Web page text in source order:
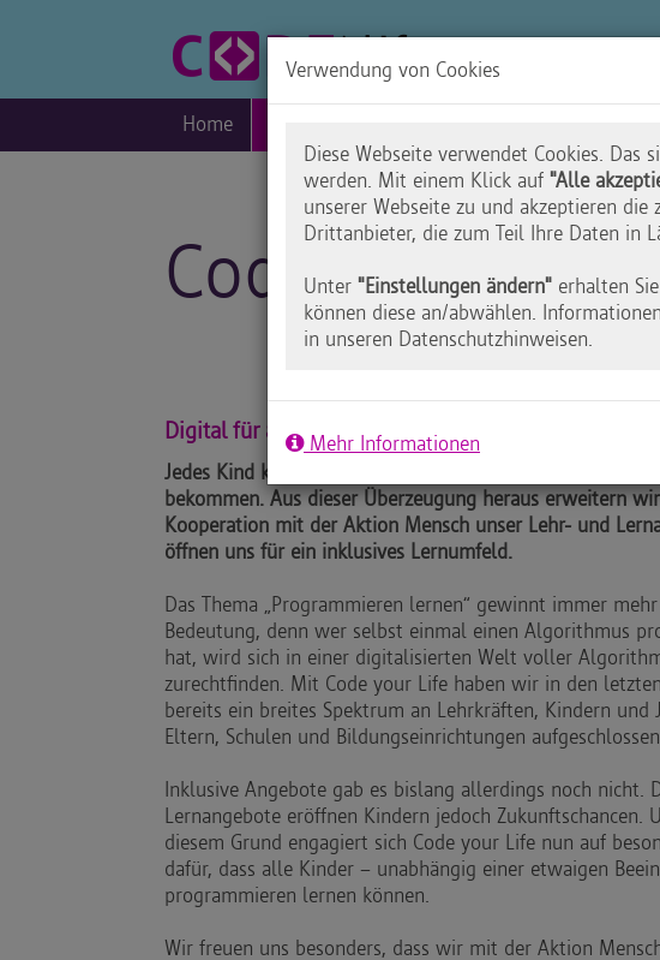
Home
Code your Life
Digital für alle!
Jedes Kind kann programmieren lernen – und soll die
bekommen. Aus dieser Überzeugung heraus erweitern
Kooperation mit der Aktion Mensch unser Lehr- und
öffnen uns für ein inklusives Lernumfeld.
Das Thema „Programmieren lernen“ gewinnt immer
Bedeutung, denn wer selbst einmal einen Algorithmus
hat, wird sich in einer digitalisierten Welt voller
zurechtfinden. Mit Code your Life haben wir in den
bereits ein breites Spektrum an Lehrkräften, Kindern und
Eltern, Schulen und Bildungseinrichtungen aufgeschlossen.
Inklusive Angebote gab es bislang allerdings noch nicht.
Lernangebote eröffnen Kindern jedoch Zukunftschancen.
diesem Grund engagiert sich Code your Life nun auf
dafür, dass alle Kinder – unabhängig einer etwaigen
programmieren lernen können.
Wir freuen uns besonders, dass wir mit der Aktion
Verwendung von Cookies
Diese Webseite verwendet Cookies.
werden. Mit einem Klick auf "Alle
unserer Webseite zu und akzeptieren
Drittanbieter, die zum Teil Ihre Daten in
Unter "Einstellungen ändern" erhalten
können diese an/abwählen.
in unseren Datenschutzhinweisen.
Mehr Informationen